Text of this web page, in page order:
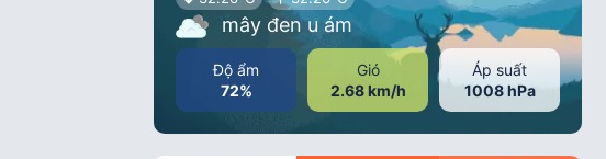
mây đen u ám
Độ ẩm
72%
Gió
2.68 km/h
Áp suất
1008 hPa